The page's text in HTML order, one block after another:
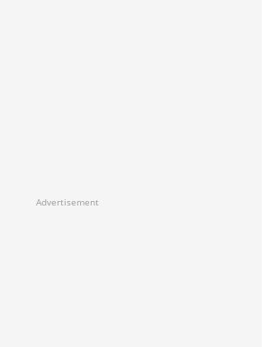
Advertisement